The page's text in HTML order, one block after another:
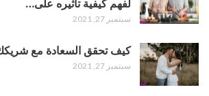
سبتمبر 27, 2021
كيف تحقق السعادة مع
سبتمبر 27, 2021